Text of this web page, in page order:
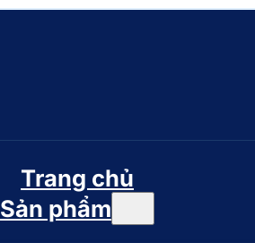
Trang chủ
Sản phẩm